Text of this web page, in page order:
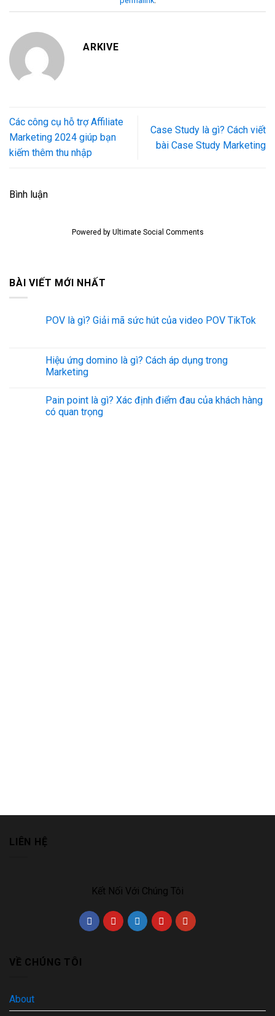
ARKIVE
Các công cụ hỗ trợ Affiliate
Marketing 2024 giúp bạn
kiếm thêm thu nhập
Case Study là gì? Cách viết
bài Case Study Marketing
Bình luận
Powered by Ultimate Social Comments
BÀI VIẾT MỚI NHẤT
POV là gì? Giải mã sức hút của video POV TikTok
Hiệu ứng domino là gì? Cách áp dụng trong
Marketing
Pain point là gì? Xác định điểm đau của khách hàng
có quan trọng
LIÊN HỆ
Kết Nối Với Chúng Tôi
VỀ CHÚNG TÔI
About